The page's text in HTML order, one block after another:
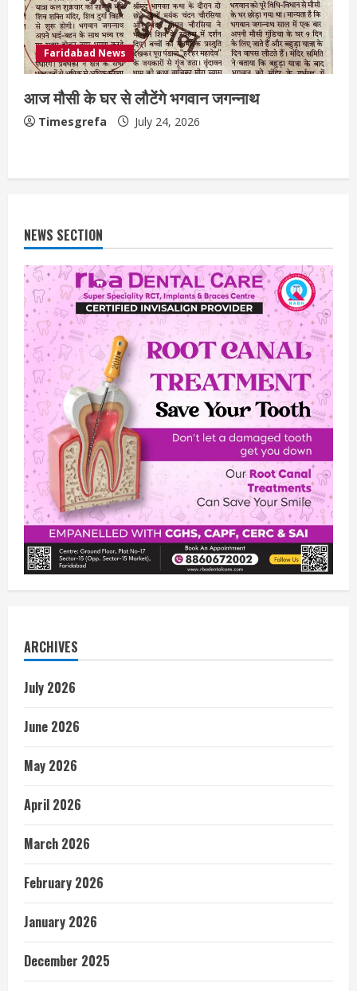
Faridabad News
आज मौसी के घर से लौटेंगे भगवान जगन्नाथ
Timesgrefa July 24, 2026
NEWS SECTION
ARCHIVES
July 2026
June 2026
May 2026
April 2026
March 2026
February 2026
January 2026
December 2025